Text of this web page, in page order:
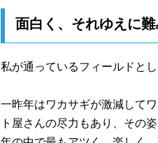
面白く、それゆえに
私が通っているフィールドとし
一昨年はワカサギが激減して
ト屋さんの尽力もあり、その